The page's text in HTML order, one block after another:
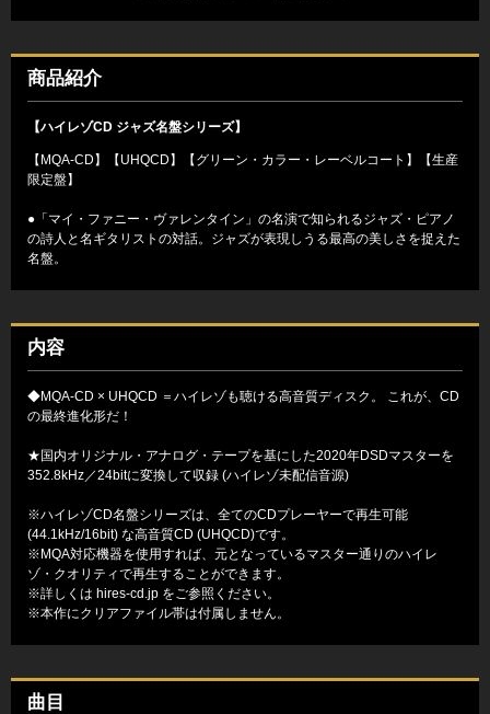
商品紹介
【ハイレゾCD ジャズ名盤シリーズ】
【MQA-CD】【UHQCD】【グリーン・カラー・レーベルコート】【生産
限定盤】
●「マイ・ファニー・ヴァレンタイン」の名演で知られるジャズ・ピアノ
の詩人と名ギタリストの対話。ジャズが表現しうる最高の美しさを捉えた
名盤。
内容
◆MQA-CD × UHQCD ＝ハイレゾも聴ける高音質ディスク。 これが、CD
の最終進化形だ！
★国内オリジナル・アナログ・テープを基にした2020年DSDマスターを
352.8kHz／24bitに変換して収録 (ハイレゾ未配信音源)
※ハイレゾCD名盤シリーズは、全てのCDプレーヤーで再生可能
(44.1kHz/16bit) な高音質CD (UHQCD)です。
※MQA対応機器を使用すれば、元となっているマスター通りのハイレ
ゾ・クオリティで再生することができます。
※詳しくは hires-cd.jp をご参照ください。
※本作にクリアファイル帯は付属しません。
曲目